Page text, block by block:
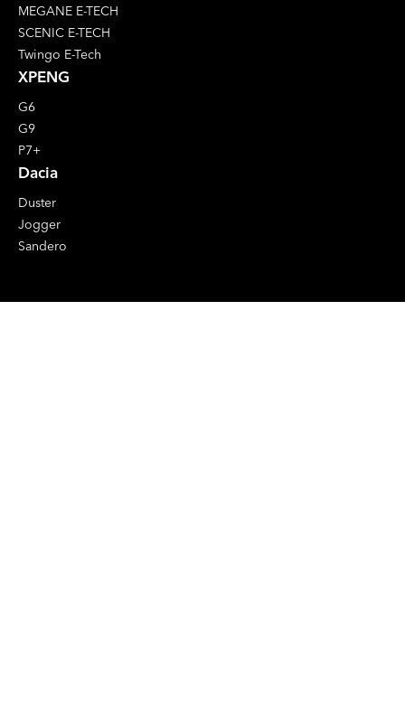
MEGANE E-TECH
SCENIC E-TECH
Twingo E-Tech
XPENG
G6
G9
P7+
Dacia
Duster
Jogger
Sandero